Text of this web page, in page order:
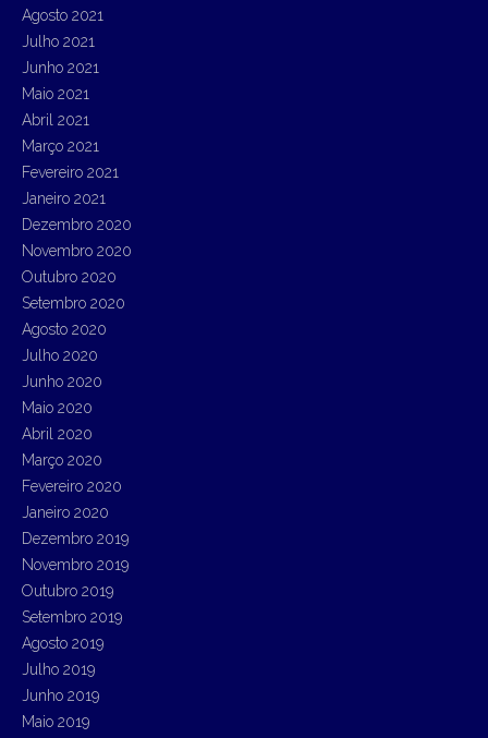
Agosto 2021
Julho 2021
Junho 2021
Maio 2021
Abril 2021
Março 2021
Fevereiro 2021
Janeiro 2021
Dezembro 2020
Novembro 2020
Outubro 2020
Setembro 2020
Agosto 2020
Julho 2020
Junho 2020
Maio 2020
Abril 2020
Março 2020
Fevereiro 2020
Janeiro 2020
Dezembro 2019
Novembro 2019
Outubro 2019
Setembro 2019
Agosto 2019
Julho 2019
Junho 2019
Maio 2019